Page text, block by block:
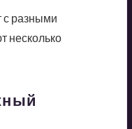
разными
несколько